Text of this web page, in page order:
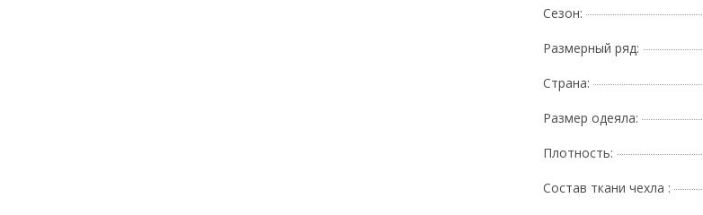
Сезон:
Размерный ряд:
Страна:
Размер одеяла:
Плотность:
Состав ткани чехла :